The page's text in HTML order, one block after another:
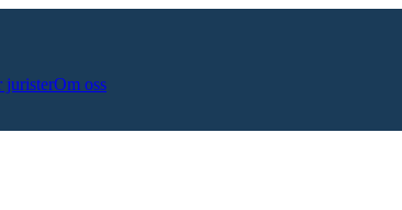
juristerOm oss